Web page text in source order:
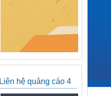
Liên hệ quảng cáo 4